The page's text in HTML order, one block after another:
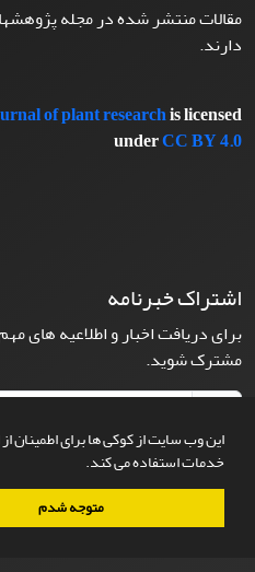
این وب سایت از کوکی ها برای اطمینان از
خدمات استفاده می کند.
متوجه شدم
مقالات منتشر شده در مجله
دارند.
of plant researchis licensed
underCC BY 4.0
اشتراک خبرنامه
برای دریافت اخبار و اطلاعیه های
مشترک شوید.